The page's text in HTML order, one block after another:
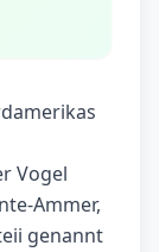
Vogel
Ammer,
genannt